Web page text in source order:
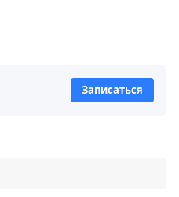
Записаться